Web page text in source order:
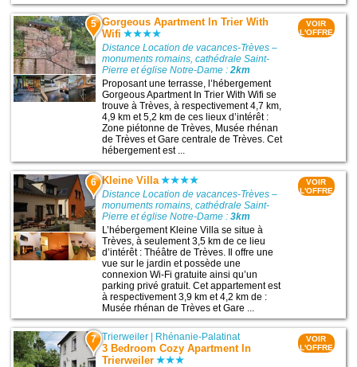
5 Gorgeous Apartment In Trier With
Wifi
Distance Location de vacances-Trèves –
monuments romains, cathédrale Saint-
Pierre et église Notre-Dame :2km
Proposant une terrasse, l’hébergement
Gorgeous Apartment In Trier With Wifi se
trouve à Trèves, à respectivement 4,7 km,
4,9 km et 5,2 km de ces lieux d’intérêt :
Zone piétonne de Trèves, Musée rhénan
de Trèves et Gare centrale de Trèves. Cet
hébergement est ...
VOIR
L'OFFRE
6 Kleine Villa
Distance Location de vacances-Trèves –
monuments romains, cathédrale Saint-
Pierre et église Notre-Dame :3km
L’hébergement Kleine Villa se situe à
Trèves, à seulement 3,5 km de ce lieu
d’intérêt : Théâtre de Trèves. Il offre une
vue sur le jardin et possède une
connexion Wi-Fi gratuite ainsi qu’un
parking privé gratuit. Cet appartement est
à respectivement 3,9 km et 4,2 km de :
Musée rhénan de Trèves et Gare ...
VOIR
L'OFFRE
7 Trierweiler | Rhénanie-Palatinat
3 Bedroom Cozy Apartment In
Trierweiler
VOIR
L'OFFRE